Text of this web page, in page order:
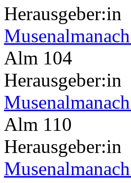
Herausgeber:in
Alm 104
Herausgeber:in
Alm 110
Herausgeber:in